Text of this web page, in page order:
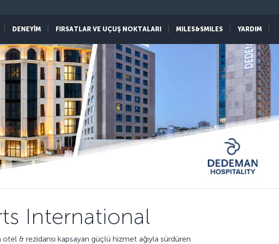
DENEYİM FIRSATLAR VE UÇUŞ NOKTALARI MILES&SMILES YARDIM
International
& rezidansı kapsayan güçlü hizmet ağıyla sürdüren